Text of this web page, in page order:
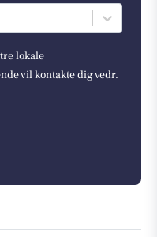
lokale
vil kontakte dig vedr.